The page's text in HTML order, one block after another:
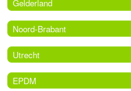
Gelderland
Noord-Brabant
Utrecht
EPDM